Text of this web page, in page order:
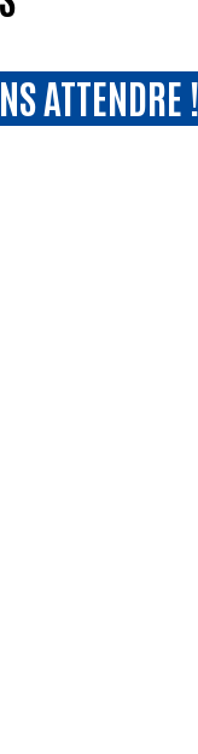
ATTENDRE !